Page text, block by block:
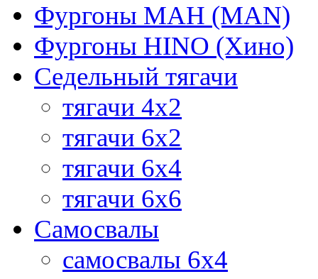
Фургоны МАН (MAN)
Фургоны HINO (Хино)
Седельный тягачи
тягачи 4х2
тягачи 6х2
тягачи 6х4
тягачи 6х6
Самосвалы
самосвалы 6x4